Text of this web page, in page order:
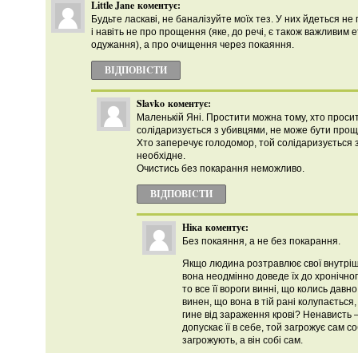
Little Jane коментує:
Будьте ласкаві, не баналізуйте моїх тез. У них йдеться
і навіть не про прощення (яке, до речі, є також важливим
одужання), а про очищення через покаяння.
ВІДПОВІCТИ
Slavko коментує:
Маленькій Яні. Простити можна тому, хто
солідаризується з убивцями, не може бути
Хто заперечує голодомор, той
необхідне.
Очистись без покарання неможливо.
ВІДПОВІCТИ
Ніка коментує:
Без покаяння, а не без покарання.
Якщо людина розтравлює свої
вона неодмінно доведе їх до
то все її вороги винні, що колись
винен, що вона в тій рані
гине від зараження крові? Ненависть
допускає її в себе, той загрожує сам
загрожують, а він собі сам.